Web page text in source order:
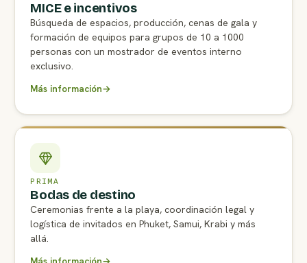
MICE e incentivos
Búsqueda de espacios, producción, cenas de gala y
formación de equipos para grupos de 10 a 1000
personas con un mostrador de eventos interno
exclusivo.
Más información→
PRIMA
Bodas de destino
Ceremonias frente a la playa, coordinación legal y
logística de invitados en Phuket, Samui, Krabi y más
allá.